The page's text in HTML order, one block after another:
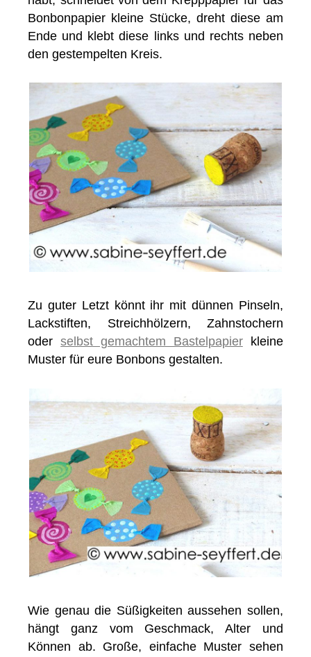
Bonbonpapier kleine Stücke, dreht diese am
Ende und klebt diese links und rechts neben
den gestempelten Kreis.
Zu guter Letzt könnt ihr mit dünnen Pinseln,
Lackstiften, Streichhölzern, Zahnstochern
oderselbst gemachtem Bastelpapierkleine
Muster für eure Bonbons gestalten.
Wie genau die Süßigkeiten aussehen sollen,
hängt ganz vom Geschmack, Alter und
Können ab. Große, einfache Muster sehen